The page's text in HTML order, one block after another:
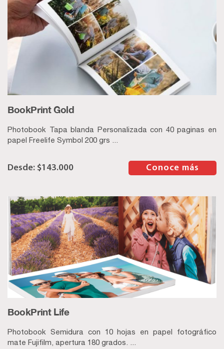
BookPrint Gold
Photobook Tapa blanda Personalizada con 40 paginas en
papel Freelife Symbol 200 grs ...
$143.000 Conoce más
BookPrint Life
Photobook Semidura con 10 hojas en papel fotográfico
mate Fujifilm, apertura 180 grados. ...